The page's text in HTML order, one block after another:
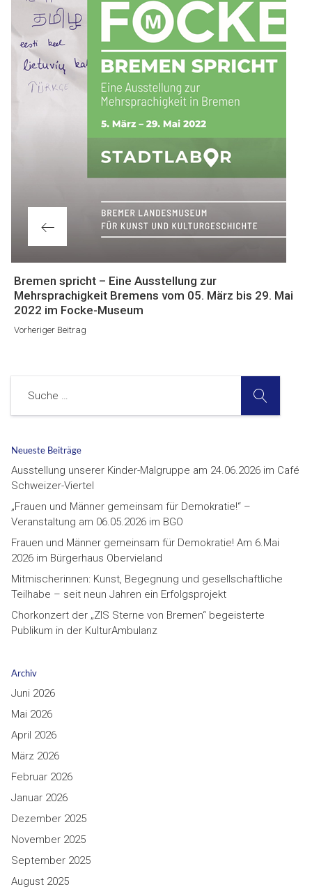
Vorheriger
Beitrag
Bremen spricht – Eine Ausstellung zur
Mehrsprachigkeit Bremens vom 05. März bis 29. Mai
2022 im Focke-Museum
Vorheriger Beitrag
Neueste Beiträge
Ausstellung unserer Kinder-Malgruppe am 24.06.2026 im Café
Schweizer-Viertel
„Frauen und Männer gemeinsam für Demokratie!“ –
Veranstaltung am 06.05.2026 im BGO
Frauen und Männer gemeinsam für Demokratie! Am 6.Mai
2026 im Bürgerhaus Obervieland
Mitmischerinnen: Kunst, Begegnung und gesellschaftliche
Teilhabe – seit neun Jahren ein Erfolgsprojekt
Chorkonzert der „ZIS Sterne von Bremen“ begeisterte
Publikum in der KulturAmbulanz
Archiv
Juni 2026
Mai 2026
April 2026
März 2026
Februar 2026
Januar 2026
Dezember 2025
November 2025
September 2025
August 2025